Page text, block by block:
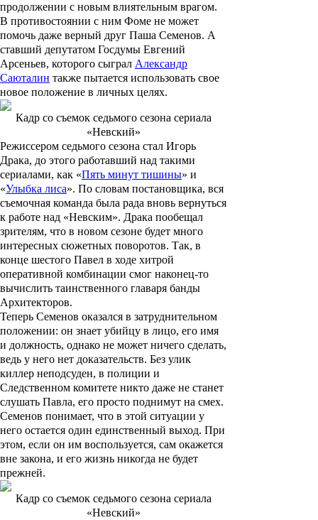
продолжении с новым влиятельным врагом.
В противостоянии с ним Фоме не может
помочь даже верный друг Паша Семенов. А
ставший депутатом Госдумы Евгений
Арсеньев, которого сыграл Александр
Саюталин также пытается использовать свое
новое положение в личных целях.
Кадр со съемок седьмого сезона сериала
«Невский»
Режиссером седьмого сезона стал Игорь
Драка, до этого работавший над такими
сериалами, как «Пять минут тишины» и
«Улыбка лиса». По словам постановщика, вся
съемочная команда была рада вновь вернуться
к работе над «Невским». Драка пообещал
зрителям, что в новом сезоне будет много
интересных сюжетных поворотов. Так, в
конце шестого Павел в ходе хитрой
оперативной комбинации смог наконец-то
вычислить таинственного главаря банды
Архитекторов.
Теперь Семенов оказался в затруднительном
положении: он знает убийцу в лицо, его имя
и должность, однако не может ничего сделать,
ведь у него нет доказательств. Без улик
киллер неподсуден, в полиции и
Следственном комитете никто даже не станет
слушать Павла, его просто поднимут на смех.
Семенов понимает, что в этой ситуации у
него остается один единственный выход. При
этом, если он им воспользуется, сам окажется
вне закона, и его жизнь никогда не будет
прежней.
Кадр со съемок седьмого сезона сериала
«Невский»